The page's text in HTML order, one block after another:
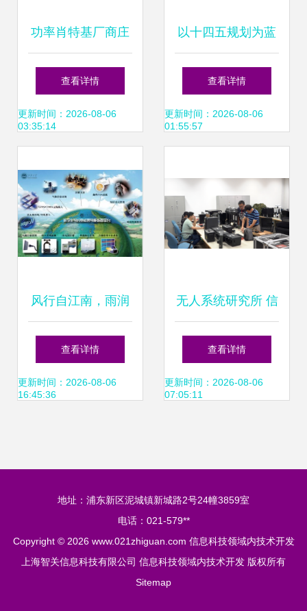
功率肖特基厂商庄
氏科技授权世强硬
创代理，赋能储能
查看详情
更新时间：2026-08-06
03:35:14
以十四五规划为蓝
图 信息科技领域技
术开发的13个关键
查看详情
更新时间：2026-08-06
01:55:57
风行自江南，雨润
杏坛——江南大
学‘粮草先行’开启校
查看详情
更新时间：2026-08-06
16:45:36
无人系统研究所 信
息科技领域的技术
开发前沿探索
查看详情
更新时间：2026-08-06
07:05:11
地址：浦东新区泥城镇新城路2号24幢3859室
电话：021-579**
Copyright © 2026 www.021zhiguan.com 信息科技领域内技术开发
上海智关信息科技有限公司 信息科技领域内技术开发 版权所有
Sitemap